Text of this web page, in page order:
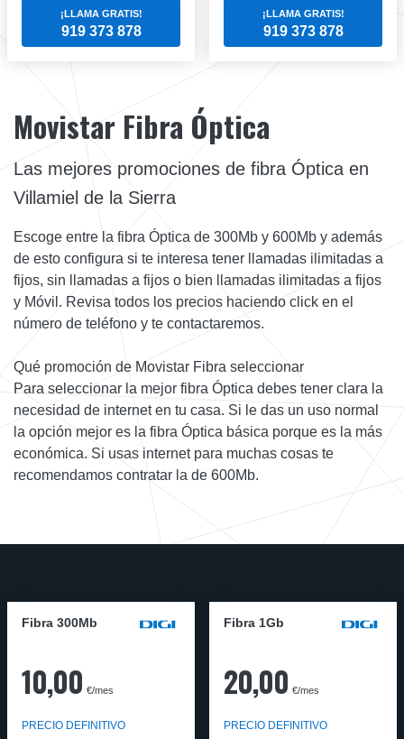
¡LLAMA GRATIS!
919 373 878
¡LLAMA GRATIS!
919 373 878
Movistar Fibra Óptica
Las mejores promociones de fibra Óptica en
Villamiel de la Sierra
Escoge entre la fibra Óptica de 300Mb y 600Mb y además
de esto configura si te interesa tener llamadas ilimitadas a
fijos, sin llamadas a fijos o bien llamadas ilimitadas a fijos
y Móvil. Revisa todos los precios haciendo click en el
número de teléfono y te contactaremos.
Qué promoción de Movistar Fibra seleccionar
Para seleccionar la mejor fibra Óptica debes tener clara la
necesidad de internet en tu casa. Si le das un uso normal
la opción mejor es la fibra Óptica básica porque es la más
económica. Si usas internet para muchas cosas te
recomendamos contratar la de 600Mb.
Fibra 300Mb
10,00 €/mes
PRECIO DEFINITIVO
Fibra 1Gb
20,00 €/mes
PRECIO DEFINITIVO